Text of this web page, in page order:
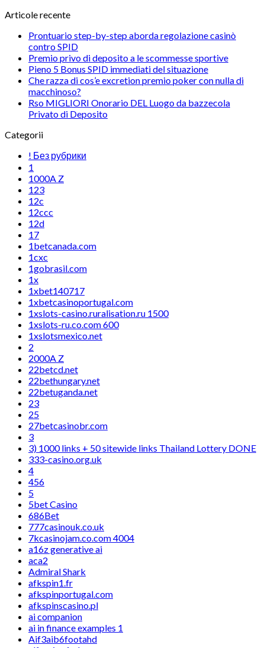
Articole recente
Prontuario step-by-step aborda regolazione casinò
contro SPID
Premio privo di deposito a le scommesse sportive
Pieno 5 Bonus SPID immediati del situazione
Che razza di cos’e excretion premio poker con nulla di
macchinoso?
Rso MIGLIORI Onorario DEL Luogo da bazzecola
Privato di Deposito
Categorii
! Без рубрики
1
1000A Z
123
12c
12ccc
12d
17
1betcanada.com
1cxc
1gobrasil.com
1x
1xbet140717
1xbetcasinoportugal.com
1xslots-casino.ruralisation.ru 1500
1xslots-ru.co.com 600
1xslotsmexico.net
2
2000A Z
22betcd.net
22bethungary.net
22betuganda.net
23
25
27betcasinobr.com
3
3) 1000 links + 50 sitewide links Thailand Lottery DONE
333-casino.org.uk
4
456
5
5bet Casino
686Bet
777casinouk.co.uk
7kcasinojam.co.com 4004
a16z generative ai
aca2
Admiral Shark
afkspin1.fr
afkspinportugal.com
afkspinscasino.pl
ai companion
ai in finance examples 1
Aif3aib6footahd